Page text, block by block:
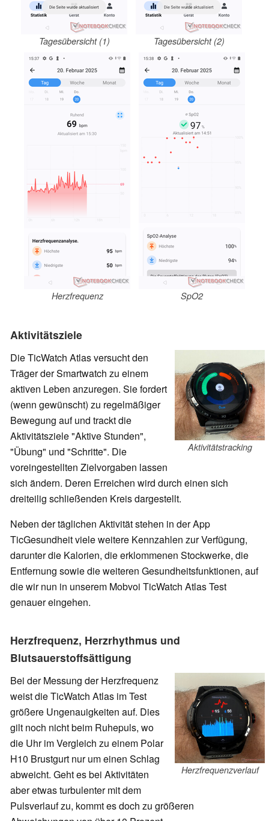
Tagesübersicht (1) Tagesübersicht (2)
Herzfrequenz SpO2
Aktivitätsziele
Aktivitätstracking
Die TicWatch Atlas versucht den
Träger der Smartwatch zu einem
aktiven Leben anzuregen. Sie fordert
(wenn gewünscht) zu regelmäßiger
Bewegung auf und trackt die
Aktivitätsziele "Aktive Stunden",
"Übung" und "Schritte". Die
voreingestellten Zielvorgaben lassen
sich ändern. Deren Erreichen wird durch einen sich
dreiteilig schließenden Kreis dargestellt.
Neben der täglichen Aktivität stehen in der App
TicGesundheit viele weitere Kennzahlen zur Verfügung,
darunter die Kalorien, die erklommenen Stockwerke, die
Entfernung sowie die weiteren Gesundheitsfunktionen, auf
die wir nun in unserem Mobvoi TicWatch Atlas Test
genauer eingehen.
Herzfrequenz, Herzrhythmus und
Blutsauerstoffsättigung
Herzfrequenzverlauf
Bei der Messung der Herzfrequenz
weist die TicWatch Atlas im Test
größere Ungenauigkeiten auf. Dies
gilt noch nicht beim Ruhepuls, wo
die Uhr im Vergleich zu einem Polar
H10 Brustgurt nur um einen Schlag
abweicht. Geht es bei Aktivitäten
aber etwas turbulenter mit dem
Pulsverlauf zu, kommt es doch zu größeren